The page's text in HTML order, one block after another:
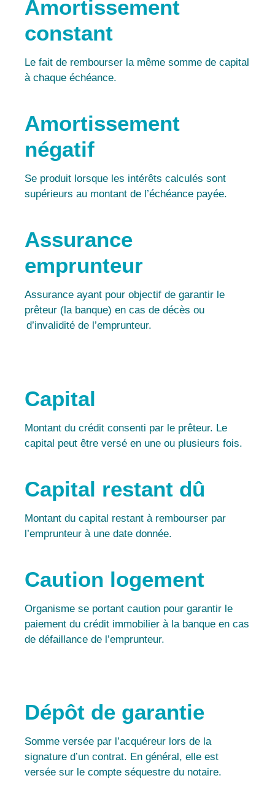
Amortissement
constant
Le fait de rembourser la même somme de capital
à chaque échéance.
Amortissement
négatif
Se produit lorsque les intérêts calculés sont
supérieurs au montant de l’échéance payée.
Assurance
emprunteur
Assurance ayant pour objectif de garantir le
prêteur (la banque) en cas de décès ou
d’invalidité de l’emprunteur.
Capital
Montant du crédit consenti par le prêteur. Le
capital peut être versé en une ou plusieurs fois.
Capital restant dû
Montant du capital restant à rembourser par
l’emprunteur à une date donnée.
Caution logement
Organisme se portant caution pour garantir le
paiement du crédit immobilier à la banque en cas
de défaillance de l’emprunteur.
Dépôt de garantie
Somme versée par l’acquéreur lors de la
signature d’un contrat. En général, elle est
versée sur le compte séquestre du notaire.